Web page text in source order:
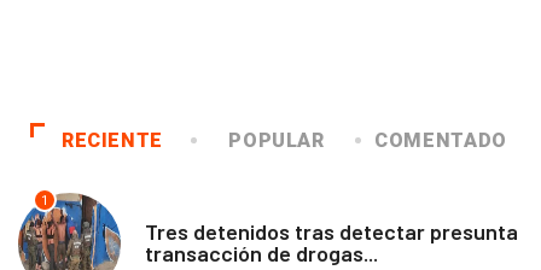
RECIENTE POPULAR COMENTADO
1
Tres detenidos tras detectar presunta
transacción de drogas...